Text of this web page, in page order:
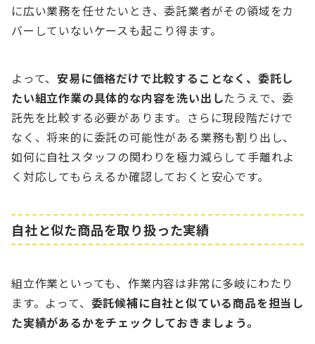
に広い業務を任せたいとき、委託業者がその領域をカ
バーしていないケースも起こり得ます。
よって、安易に価格だけで比較することなく、委託し
たい組立作業の具体的な内容を洗い出したうえで、委
託先を比較する必要があります。さらに現段階だけで
なく、将来的に委託の可能性がある業務も割り出し、
如何に自社スタッフの関わりを極力減らして手離れよ
く対応してもらえるか確認しておくと安心です。
自社と似た商品を取り扱った実績
組立作業といっても、作業内容は非常に多岐にわたり
ます。よって、 委託候補に自社と似ている商品を担当し
た実績があるかをチェックしておきましょう。